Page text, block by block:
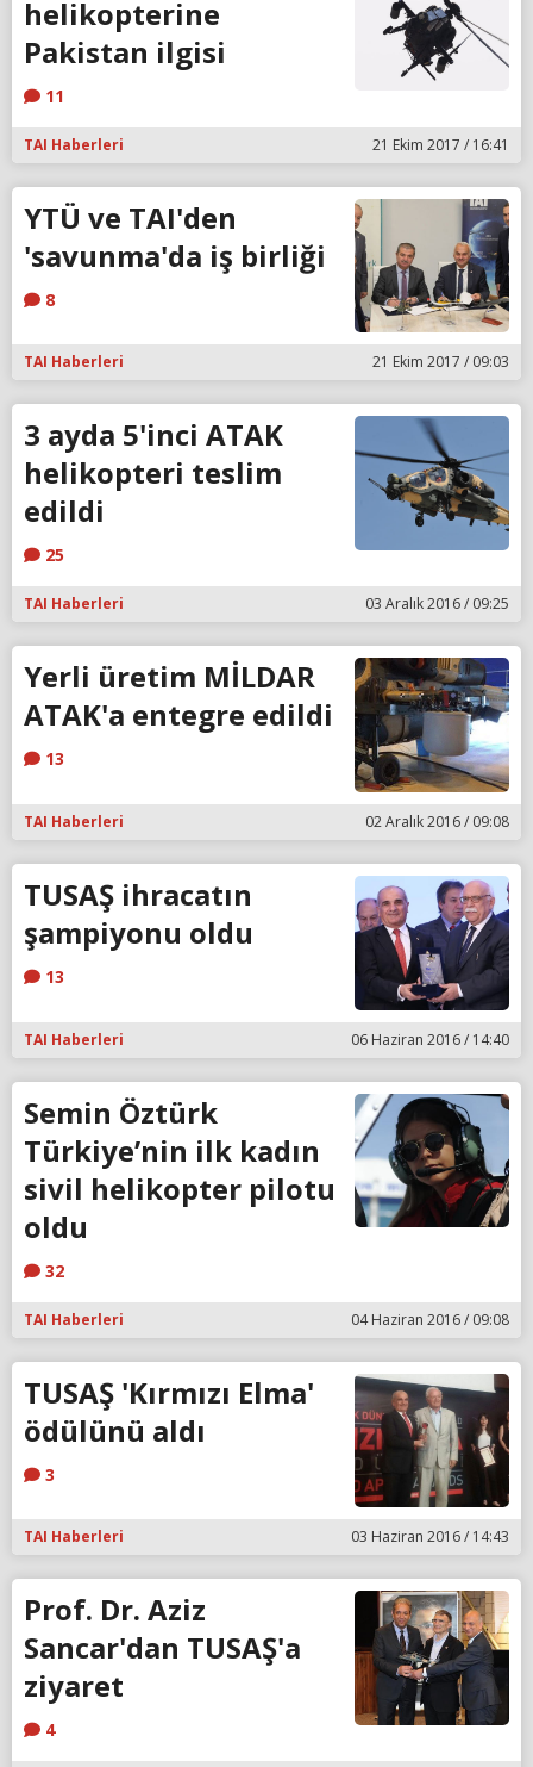
helikopterine
Pakistan ilgisi
11
TAI Haberleri 21 Ekim 2017 / 16:41
YTÜ ve TAI'den
'savunma'da iş birliği
8
TAI Haberleri 21 Ekim 2017 / 09:03
3 ayda 5'inci ATAK
helikopteri teslim
edildi
25
TAI Haberleri 03 Aralık 2016 / 09:25
Yerli üretim MİLDAR
ATAK'a entegre edildi
13
TAI Haberleri 02 Aralık 2016 / 09:08
TUSAŞ ihracatın
şampiyonu oldu
13
TAI Haberleri 06 Haziran 2016 / 14:40
Semin Öztürk
Türkiye’nin ilk kadın
sivil helikopter pilotu
oldu
32
TAI Haberleri 04 Haziran 2016 / 09:08
TUSAŞ 'Kırmızı Elma'
ödülünü aldı
3
TAI Haberleri 03 Haziran 2016 / 14:43
Prof. Dr. Aziz
Sancar'dan TUSAŞ'a
ziyaret
4